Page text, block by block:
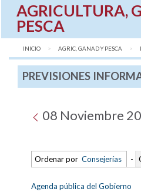
AGRICULTURA,
PESCA
INICIO AGRIC, GANAD Y PESCA
PREVISIONES
08 Noviembre
Ordenar por Consejerías -
Agenda pública del Gobierno